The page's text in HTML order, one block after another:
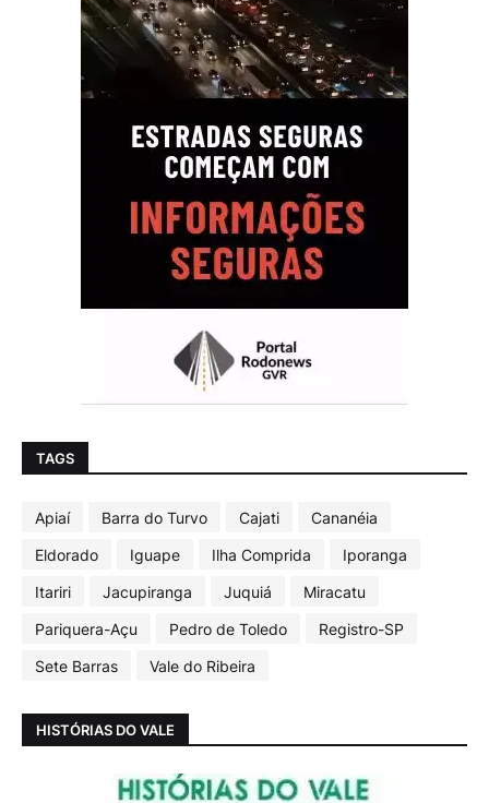
TAGS
Apiaí Barra do Turvo Cajati
Cananéia
Eldorado
Iguape Ilha Comprida
Iporanga
Itariri
Jacupiranga Juquiá
Miracatu
Pariquera-Açu
Pedro de Toledo
Registro-SP
Sete Barras
Vale do Ribeira
HISTÓRIAS DO VALE